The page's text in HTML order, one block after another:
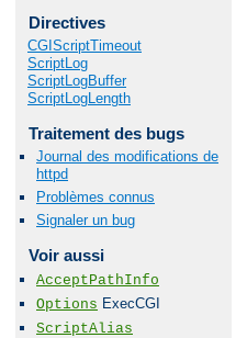
Directives
CGIScriptTimeout
ScriptLog
ScriptLogBuffer
ScriptLogLength
Traitement des bugs
Journal des modifications de
httpd
Problèmes connus
Signaler un bug
Voir aussi
AcceptPathInfo
Options ExecCGI
ScriptAlias